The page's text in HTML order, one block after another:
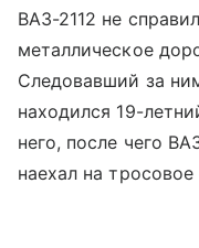
ВАЗ-2112 не
металлическое
Следовавший за
находился 19-
него, после чего
наехал на